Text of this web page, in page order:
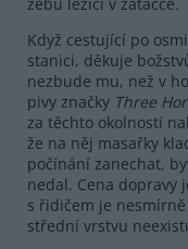
Když cestující po
stanici, děkuje
nezbude mu, než v
pivy značky Three
za těchto okolností
že na něj masařky
počínání zanechat,
nedal. Cena dopravy
s řidičem je
střední vrstvu